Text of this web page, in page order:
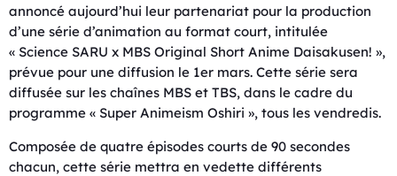
annoncé aujourd’hui leur partenariat pour la production
d’une série d’animation au format court, intitulée
« Science SARU x MBS Original Short Anime Daisakusen! »,
prévue pour une diffusion le 1er mars. Cette série sera
diffusée sur les chaînes MBS et TBS, dans le cadre du
programme « Super Animeism Oshiri », tous les vendredis.
Composée de quatre épisodes courts de 90 secondes
chacun, cette série mettra en vedette différents